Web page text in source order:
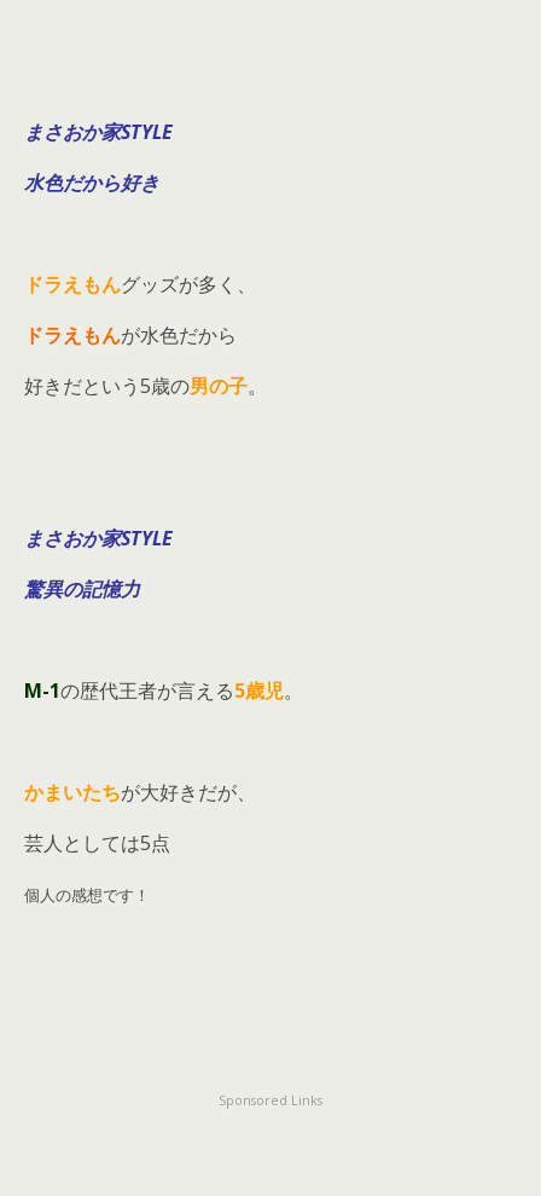
まさおか家STYLE
水色だから好き
ドラえもんグッズが多く、
ドラえもんが水色だから
好きだという5歳の男の子。
まさおか家STYLE
驚異の記憶力
M-1の歴代王者が言える5歳児。
かまいたちが大好きだが、
芸人としては5点
個人の感想です！
Sponsored Links